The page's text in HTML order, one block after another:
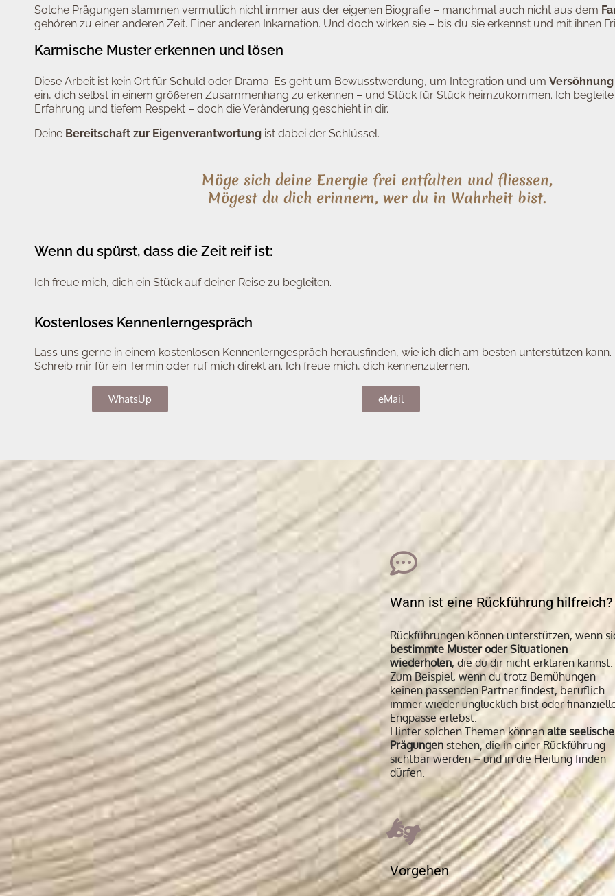
Solche Prägungen stammen vermutlich nicht immer aus der eigenen Biografie – manchmal auch nicht aus dem
gehören zu einer anderen Zeit. Einer anderen Inkarnation. Und doch wirken sie – bis du sie erkennst und mit ihnen
Karmische Muster erkennen und lösen
Diese Arbeit ist kein Ort für Schuld oder Drama. Es geht um Bewusstwerdung, um Integration und um
ein, dich selbst in einem größeren Zusammenhang zu erkennen – und Stück für Stück heimzukommen. Ich
Erfahrung und tiefem Respekt – doch die Veränderung geschieht in dir.
Deine Bereitschaft zur Eigenverantwortung ist dabei der Schlüssel.
Möge sich deine Energie frei entfalten und fliessen,
Mögest du dich erinnern, wer du in Wahrheit bist.
Wenn du spürst, dass die Zeit reif ist:
Ich freue mich, dich ein Stück auf deiner Reise zu begleiten.
Kostenloses Kennenlerngespräch
Lass uns gerne in einem kostenlosen Kennenlerngespräch herausfinden, wie ich dich am besten unterstützen kann.
Schreib mir für ein Termin oder ruf mich direkt an. Ich freue mich, dich kennenzulernen.
WhatsUp eMail
Wann ist eine Rückführung hilfreich?
Rückführungen können unterstützen, wenn
bestimmte Muster oder Situationen
wiederholen, die du dir nicht erklären kannst.
Zum Beispiel, wenn du trotz Bemühungen
keinen passenden Partner findest, beruflich
immer wieder unglücklich bist oder
Engpässe erlebst.
Hinter solchen Themen können alte seelische
Prägungenstehen, die in einer Rückführung
sichtbar werden – und in die Heilung finden
dürfen.
Vorgehen